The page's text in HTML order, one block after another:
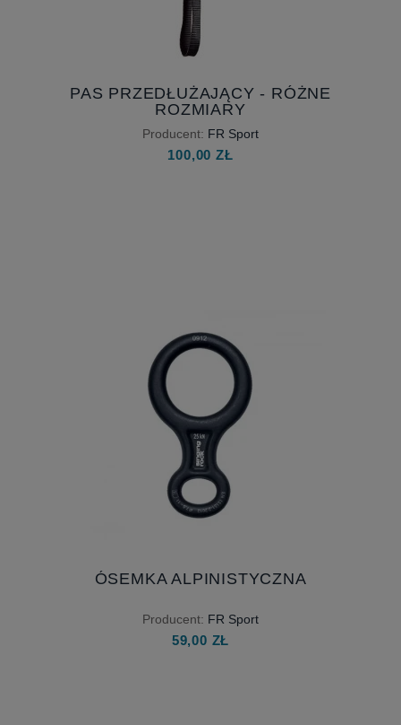
PAS PRZEDŁUŻAJĄCY - RÓŻNE
ROZMIARY
Producent: FR Sport
100,00 ZŁ
ÓSEMKA ALPINISTYCZNA
Producent: FR Sport
59,00 ZŁ